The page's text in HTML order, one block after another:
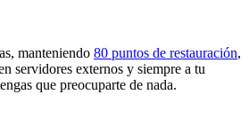
manteniendo 80 puntos de restauración,
servidores externos y siempre a tu
que preocuparte de nada.